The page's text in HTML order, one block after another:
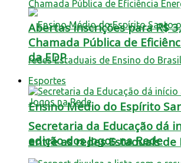
Ensino Médio do Espírito
entre as redes Estaduais de
Abertas inscrições para R$
Chamada Pública de
da EDP
Esportes
Secretaria da Educação dá
edição dos Jogos na Rede